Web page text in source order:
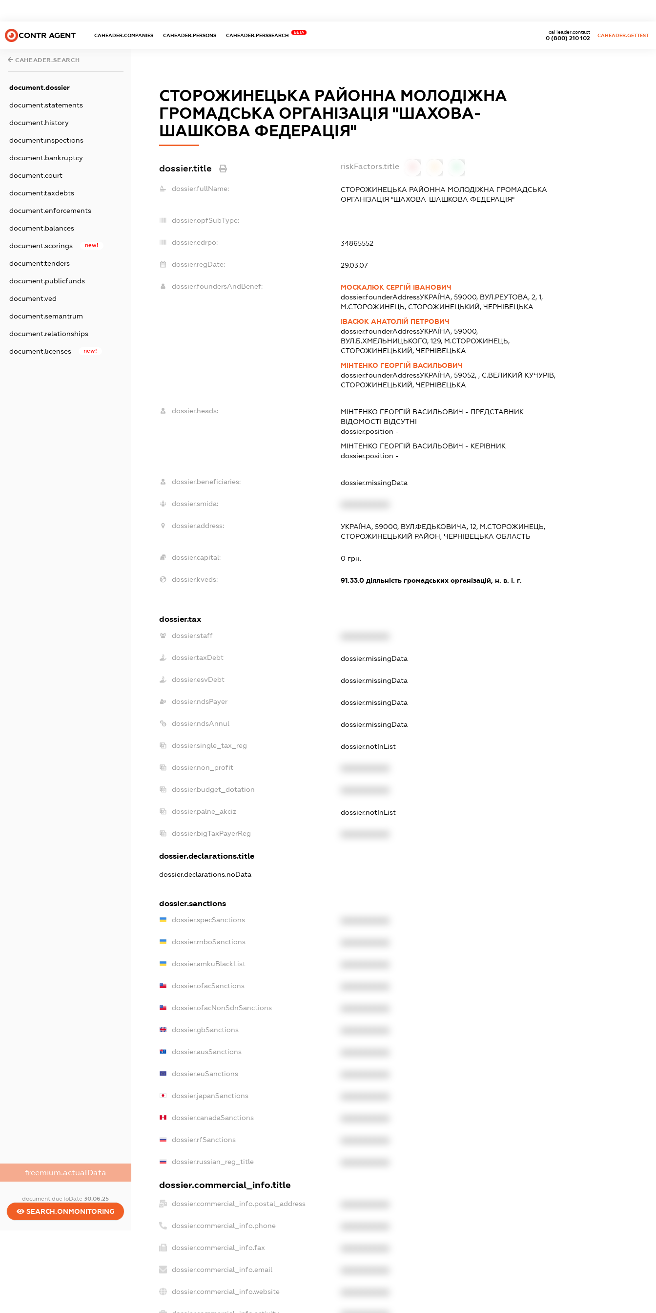
CONTR AGENT CAHEADER.COMPANIES CAHEADER.PERSONS CAHEADER.PERSSEARCH
BETA
0 (800) 210 102
caHeader.contact
CAHEADER.GETTEST
CAHEADER.SEARCH
document.dossier
document.statements
document.history
document.inspections
document.bankruptcy
document.court
document.taxdebts
document.enforcements
document.balances
document.scorings new!
document.tenders
document.publicfunds
document.ved
document.semantrum
document.relationships
document.licenses new!
freemium.actualData
document.dueToDate30.06.25
SEARCH.ONMONITORING
СТОРОЖИНЕЦЬКА РАЙОННА МОЛОДІЖНА
ГРОМАДСЬКА ОРГАНІЗАЦІЯ "ШАХОВА-
ШАШКОВА ФЕДЕРАЦІЯ"
dossier.title riskFactors.title
dossier.fullName:
СТОРОЖИНЕЦЬКА РАЙОННА МОЛОДІЖНА ГРОМАДСЬКА
ОРГАНІЗАЦІЯ "ШАХОВА-ШАШКОВА ФЕДЕРАЦІЯ"
dossier.opfSubType: -
dossier.edrpo: 34865552
dossier.regDate: 29.03.07
dossier.foundersAndBenef:
МОСКАЛЮК СЕРГІЙ ІВАНОВИЧ
dossier.founderAddressУКРАЇНА, 59000, ВУЛ.РЕУТОВА, 2, 1,
М.СТОРОЖИНЕЦЬ, СТОРОЖИНЕЦЬКИЙ, ЧЕРНІВЕЦЬКА
ІВАСЮК АНАТОЛІЙ ПЕТРОВИЧ
dossier.founderAddressУКРАЇНА, 59000,
ВУЛ.Б.ХМЕЛЬНИЦЬКОГО, 129, М.СТОРОЖИНЕЦЬ,
СТОРОЖИНЕЦЬКИЙ, ЧЕРНІВЕЦЬКА
МІНТЕНКО ГЕОРГІЙ ВАСИЛЬОВИЧ
dossier.founderAddressУКРАЇНА, 59052, , С.ВЕЛИКИЙ КУЧУРІВ,
СТОРОЖИНЕЦЬКИЙ, ЧЕРНІВЕЦЬКА
dossier.heads: МІНТЕНКО ГЕОРГІЙ ВАСИЛЬОВИЧ - ПРЕДСТАВНИК
ВІДОМОСТІ ВІДСУТНІ
dossier.position -
МІНТЕНКО ГЕОРГІЙ ВАСИЛЬОВИЧ - КЕРІВНИК
dossier.position -
dossier.beneficiaries: dossier.missingData
dossier.smida:
dossier.address:
УКРАЇНА, 59000, ВУЛ.ФЕДЬКОВИЧА, 12, М.СТОРОЖИНЕЦЬ,
СТОРОЖИНЕЦЬКИЙ РАЙОН, ЧЕРНІВЕЦЬКА ОБЛАСТЬ
dossier.capital: 0 грн.
dossier.kveds: 91.33.0діяльність громадських організацій, н. в. і. г.
dossier.tax
dossier.staff
dossier.taxDebt dossier.missingData
dossier.esvDebt dossier.missingData
dossier.ndsPayer dossier.missingData
dossier.ndsAnnul dossier.missingData
dossier.single_tax_reg dossier.notInList
dossier.non_profit
dossier.budget_dotation
dossier.palne_akciz dossier.notInList
dossier.bigTaxPayerReg
dossier.declarations.title
dossier.declarations.noData
dossier.sanctions
dossier.specSanctions
dossier.rnboSanctions
dossier.amkuBlackList
dossier.ofacSanctions
dossier.ofacNonSdnSanctions
dossier.gbSanctions
dossier.ausSanctions
dossier.euSanctions
dossier.japanSanctions
dossier.canadaSanctions
dossier.rfSanctions
dossier.russian_reg_title
dossier.commercial_info.title
dossier.commercial_info.postal_address
dossier.commercial_info.phone
dossier.commercial_info.fax
dossier.commercial_info.email
dossier.commercial_info.website